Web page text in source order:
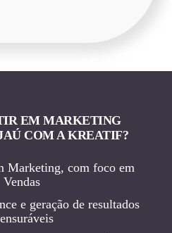
EM MARKETING
COM A KREATIF?
Marketing, com foco em
Vendas
e geração de resultados